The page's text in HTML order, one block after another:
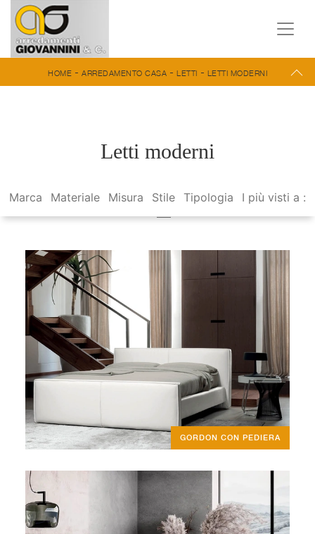
HOME - ARREDAMENTO CASA - LETTI - LETTI MODERNI
Letti moderni
Marca Materiale Misura Stile Tipologia I più visti a :
GORDON CON PEDIERA